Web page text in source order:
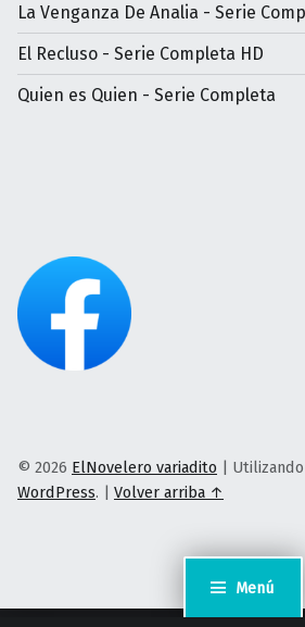
Menú
La Venganza De Analia - Serie
El Recluso - Serie Completa HD
Quien es Quien - Serie Completa
© 2026 ElNovelero variadito |
WordPress. | Volver arriba ↑